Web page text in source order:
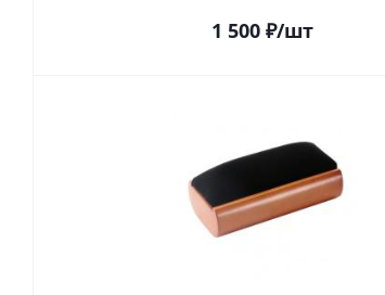
1 500₽/шт